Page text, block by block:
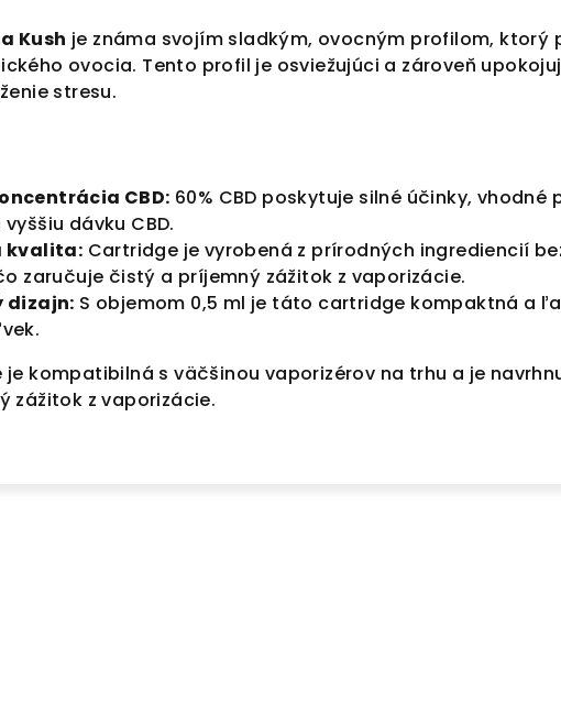
Kush je známa svojím sladkým, ovocným profilom,
ovocia. Tento profil je osviežujúci a zároveň
stresu.
CBD: 60% CBD poskytuje silné účinky,
dávku CBD.
kvalita: Cartridge je vyrobená z prírodných ingrediencií
zaručuje čistý a príjemný zážitok z vaporizácie.
dizajn: S objemom 0,5 ml je táto cartridge kompaktná a
kompatibilná s väčšinou vaporizérov na trhu a je
zážitok z vaporizácie.